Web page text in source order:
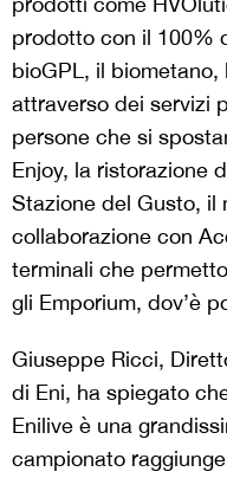
prodotto con il 100%
bioGPL, il
attraverso dei servizi
persone che si
Enjoy, la ristorazione
Stazione del Gusto, il
collaborazione con
terminali che
gli Emporium, dov’è
Giuseppe Ricci,
di Eni, ha spiegato
Enilive è una
campionato